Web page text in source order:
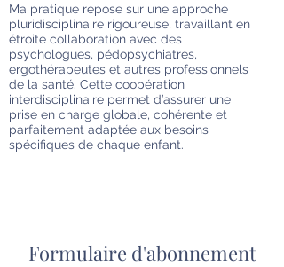
Ma pratique repose sur une approche
pluridisciplinaire rigoureuse, travaillant en
étroite collaboration avec des
psychologues, pédopsychiatres,
ergothérapeutes et autres professionnels
de la santé. Cette coopération
interdisciplinaire permet d’assurer une
prise en charge globale, cohérente et
parfaitement adaptée aux besoins
spécifiques de chaque enfant.
Formulaire d'abonnement